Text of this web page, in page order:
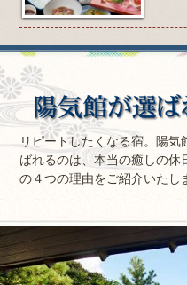
リピートしたくなる宿。陽
ばれるのは、本当の癒しの休
の４つの理由をご紹介いたし